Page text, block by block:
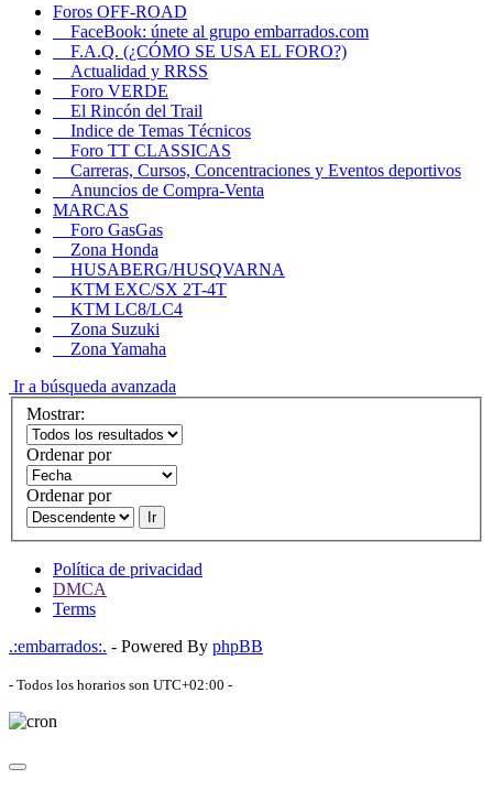
Foros OFF-ROAD
FaceBook: únete al grupo embarrados.com
F.A.Q. (¿CÓMO SE USA EL FORO?)
Actualidad y RRSS
Foro VERDE
El Rincón del Trail
Indice de Temas Técnicos
Foro TT CLASSICAS
Carreras, Cursos, Concentraciones y Eventos deportivos
Anuncios de Compra-Venta
MARCAS
Foro GasGas
Zona Honda
HUSABERG/HUSQVARNA
KTM EXC/SX 2T-4T
KTM LC8/LC4
Zona Suzuki
Zona Yamaha
Ir a búsqueda avanzada
Mostrar:
Ordenar por
Ordenar por
Ir
Política de privacidad
DMCA
Terms
.:embarrados:. - Powered By phpBB
- Todos los horarios son UTC+02:00 -